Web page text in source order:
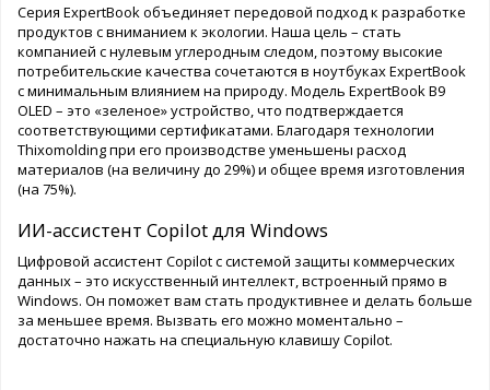
Серия ExpertBook объединяет передовой подход к разработке
продуктов с вниманием к экологии. Наша цель – стать
компанией с нулевым углеродным следом, поэтому высокие
потребительские качества сочетаются в ноутбуках ExpertBook
с минимальным влиянием на природу. Модель ExpertBook B9
OLED – это «зеленое» устройство, что подтверждается
соответствующими сертификатами. Благодаря технологии
Thixomolding при его производстве уменьшены расход
материалов (на величину до 29%) и общее время изготовления
(на 75%).
ИИ-ассистент Copilot для Windows
Цифровой ассистент Copilot с системой защиты коммерческих
данных – это искусственный интеллект, встроенный прямо в
Windows. Он поможет вам стать продуктивнее и делать больше
за меньшее время. Вызвать его можно моментально –
достаточно нажать на специальную клавишу Copilot.